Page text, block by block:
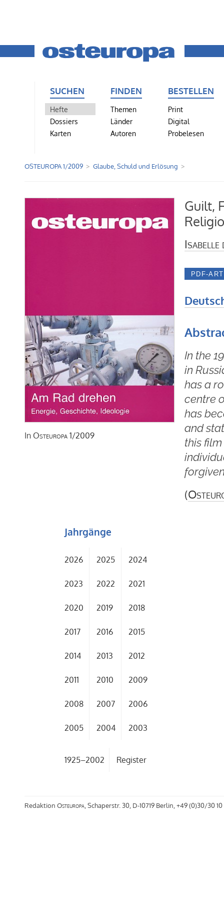
SUCHEN
Hefte
Dossiers
Karten
FINDEN
Themen
Länder
Autoren
BESTELLEN
Print
Digital
Probelesen
OSTEUROPA 1/2009 Glaube, Schuld und Erlösung
In Osteuropa 1/2009
Guilt,
Isabelle
In the
in
has a
centre
has
and
this
(
Jahrgänge
2026 2025 2024
2023 2022 2021
2020 2019 2018
2017 2016 2015
2014 2013 2012
2011 2010 2009
2008 2007 2006
2005 2004 2003
1925–2002 Register
Redaktion Osteuropa, Schaperstr. 30, D-10719 Berlin, +49 (0)30/30